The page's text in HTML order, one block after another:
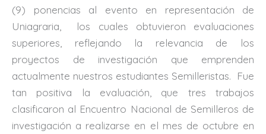
(9) ponencias al evento en representación de
Uniagraria, los cuales obtuvieron evaluaciones
superiores, reflejando la relevancia de los
proyectos de investigación que emprenden
actualmente nuestros estudiantes Semilleristas. Fue
tan positiva la evaluación, que tres trabajos
clasificaron al Encuentro Nacional de Semilleros de
investigación a realizarse en el mes de octubre en